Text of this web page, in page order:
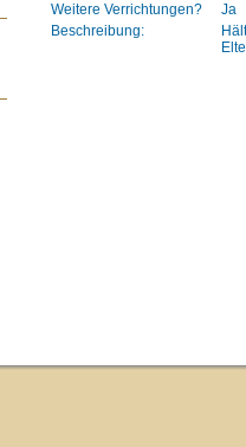
Weitere Verrichtungen?
Ja
Beschreibung: